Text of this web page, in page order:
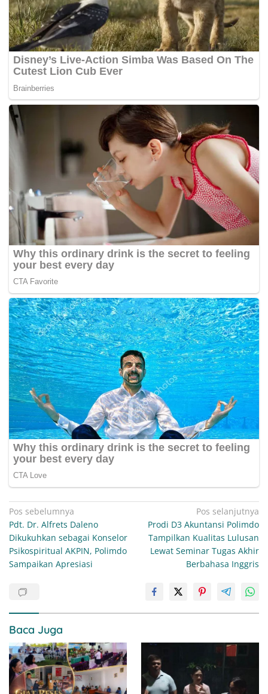
Navigasi
pos
Pos sebelumnya
Pdt. Dr. Alfrets Daleno
Dikukuhkan sebagai Konselor
Psikospiritual AKPIN, Polimdo
Sampaikan Apresiasi
Pos selanjutnya
Prodi D3 Akuntansi Polimdo
Tampilkan Kualitas Lulusan
Lewat Seminar Tugas Akhir
Berbahasa Inggris
Baca Juga